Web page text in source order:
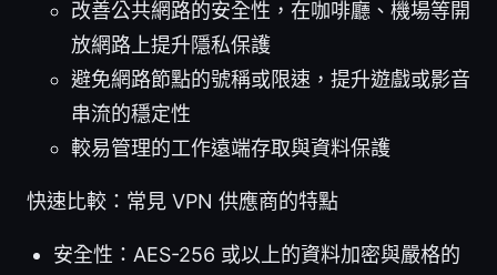
改善公共網路的安全性，在咖啡廳、機場等開
放網路上提升隱私保護
避免網路節點的號稱或限速，提升遊戲或影音
串流的穩定性
較易管理的工作遠端存取與資料保護
快速比較：常見 VPN 供應商的特點
安全性：AES-256 或以上的資料加密與嚴格的